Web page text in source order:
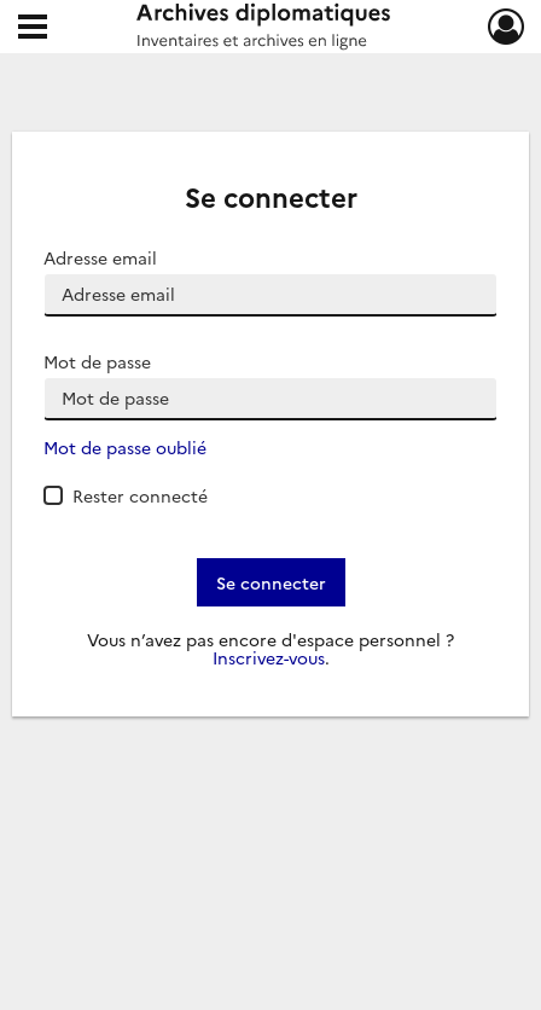
Archives diplomatiques
Ouvrir le menu déroulant
Se connecter
Adresse email
Mot de passe
Mot de passe oublié
Rester connecté
Se connecter
Vous n’avez pas encore d'espace personnel ?
Inscrivez-vous.